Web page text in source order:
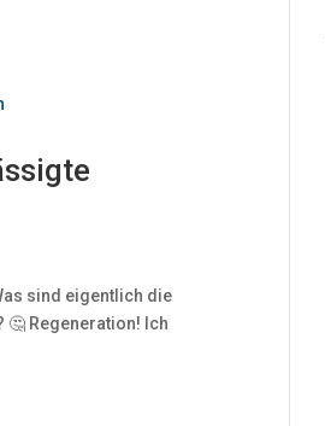
sind eigentlich die
Regeneration! Ich